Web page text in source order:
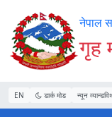
Accessibility
Mode
सुरु
गर्नुहोस्
सामाग्री
पढ्नुहाेस्
नेभिगेसन
पढ्नुहाेस्
वेबसाइट
खोजमा
जानुहोस्
नेपाल
गृह
EN डार्क मोड न्यून